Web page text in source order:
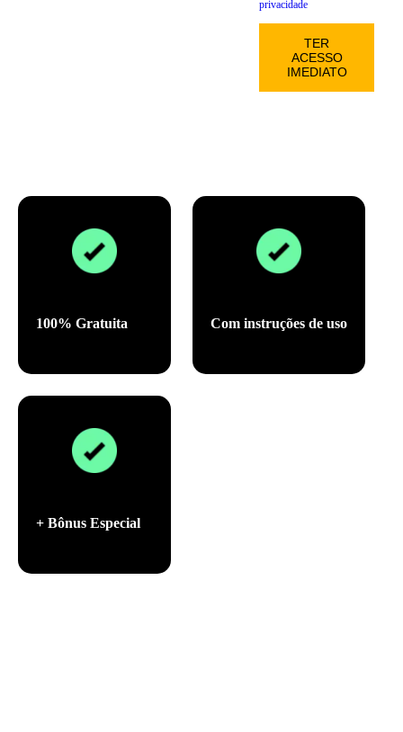
privacidade
100% Gratuita Com instruções de uso
+ Bônus Especial